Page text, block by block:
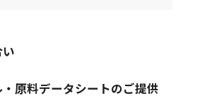
原料データシートのご提供